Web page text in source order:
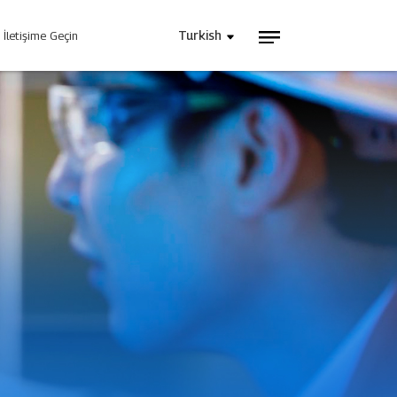
İletişime Geçin Turkish
Güç Kaynağı
Bugün Enjeksiyon Yapın